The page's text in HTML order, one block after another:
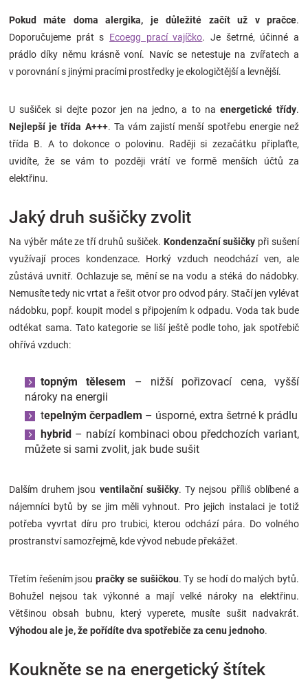
Pokud máte doma alergika, je důležité začít už v pračce.
Doporučujeme prát s Ecoegg prací vajíčko. Je šetrné, účinné a
prádlo díky němu krásně voní. Navíc se netestuje na zvířatech a
v porovnání s jinými pracími prostředky je ekologičtější a levnější.
U sušiček si dejte pozor jen na jedno, a to na energetické třídy.
Nejlepší je třída A+++. Ta vám zajistí menší spotřebu energie než
třída B. A to dokonce o polovinu. Raději si zezačátku připlaťte,
uvidíte, že se vám to později vrátí ve formě menších účtů za
elektřinu.
Jaký druh sušičky zvolit
Na výběr máte ze tří druhů sušiček. Kondenzační sušičky při sušení
využívají proces kondenzace. Horký vzduch neodchází ven, ale
zůstává uvnitř. Ochlazuje se, mění se na vodu a stéká do nádobky.
Nemusíte tedy nic vrtat a řešit otvor pro odvod páry. Stačí jen vylévat
nádobku, popř. koupit model s připojením k odpadu. Voda tak bude
odtékat sama. Tato kategorie se liší ještě podle toho, jak spotřebič
ohřívá vzduch:
topným tělesem – nižší pořizovací cena, vyšší
nároky na energii
tepelným čerpadlem – úsporné, extra šetrné k prádlu
hybrid – nabízí kombinaci obou předchozích variant,
můžete si sami zvolit, jak bude sušit
Dalším druhem jsou ventilační sušičky. Ty nejsou příliš oblíbené a
nájemníci bytů by se jim měli vyhnout. Pro jejich instalaci je totiž
potřeba vyvrtat díru pro trubici, kterou odchází pára. Do volného
prostranství samozřejmě, kde vývod nebude překážet.
Třetím řešením jsoupračky se sušičkou. Ty se hodí do malých bytů.
Bohužel nejsou tak výkonné a mají velké nároky na elektřinu.
Většinou obsah bubnu, který vyperete, musíte sušit nadvakrát.
Výhodou ale je, že pořídíte dva spotřebiče za cenu jednoho.
Koukněte se na energetický štítek